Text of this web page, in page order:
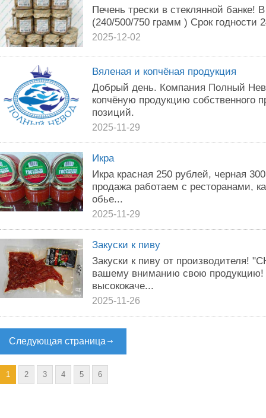
Печень трески в стеклянной банке!
(240/500/750 грамм ) Срок годности
2025-12-02
Вяленая и копчёная продукция
Добрый день. Компания Полный
копчёную продукцию собственного
позиций.
2025-11-29
Икра
Икра красная 250 рублей, черная
продажа работаем с ресторанами,
обье...
2025-11-29
Закуски к пиву
Закуски к пиву от производителя!
вашему вниманию свою продукцию!
высококаче...
2025-11-26
Следующая страница
1 2 3 4 5 6